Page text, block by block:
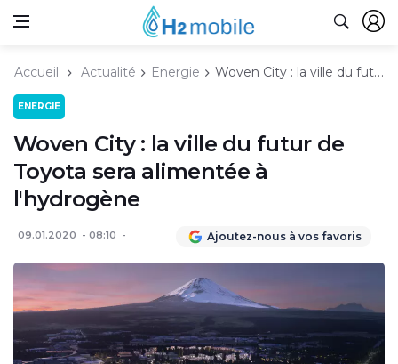
Accueil Actualité Energie Woven City : la ville du futur de Toyota sera alimentée à l'hydrogène
ENERGIE
Woven City : la ville du futur de
Toyota sera alimentée à
l'hydrogène
09.01.2020 08:10 Ajoutez-nous à vos favoris